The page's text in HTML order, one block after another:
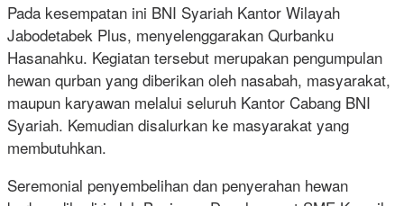
Pada kesempatan ini BNI Syariah Kantor Wilayah
Jabodetabek Plus, menyelenggarakan Qurbanku
Hasanahku. Kegiatan tersebut merupakan pengumpulan
hewan qurban yang diberikan oleh nasabah, masyarakat,
maupun karyawan melalui seluruh Kantor Cabang BNI
Syariah. Kemudian disalurkan ke masyarakat yang
membutuhkan.
Seremonial penyembelihan dan penyerahan hewan